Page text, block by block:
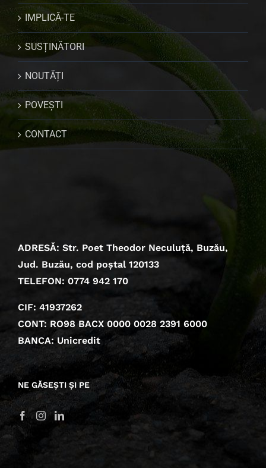
IMPLICĂ-TE
SUSȚINĂTORI
NOUTĂȚI
POVEȘTI
CONTACT
ADRESĂ: Str. Poet Theodor Neculuță, Buzău,
Jud. Buzău, cod poștal 120133
TELEFON: 0774 942 170
CIF: 41937262
CONT: RO98 BACX 0000 0028 2391 6000
BANCA: Unicredit
NE GĂSEȘTI ȘI PE